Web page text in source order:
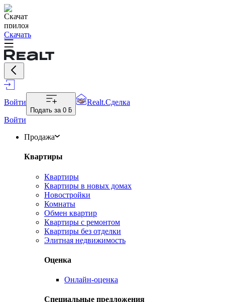
Скачать
Войти
Подать за 0 ƃ
Realt.Сделка
Войти
Продажа
Квартиры
Квартиры
Квартиры в новых домах
Новостройки
Комнаты
Обмен квартир
Квартиры с ремонтом
Квартиры без отделки
Элитная недвижимость
Оценка
Онлайн-оценка
Специальные предложения